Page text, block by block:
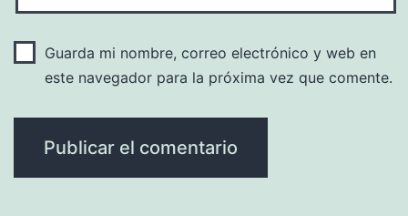
Guarda mi nombre, correo electrónico y web en
este navegador para la próxima vez que comente.